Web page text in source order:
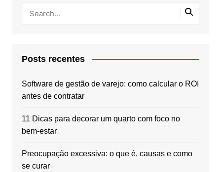
Posts recentes
Software de gestão de varejo: como calcular o ROI
antes de contratar
11 Dicas para decorar um quarto com foco no
bem-estar
Preocupação excessiva: o que é, causas e como
se curar